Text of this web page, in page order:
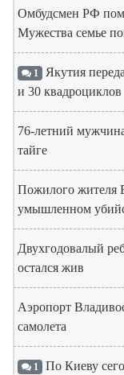
Омбудсмен РФ
Мужества семье
1 Якутия
и 30 квадроциклов
76-летний
тайге
Пожилого жителя
умышленном
Двухгодовалый
остался жив
Аэропорт
самолета
1 По Киеву